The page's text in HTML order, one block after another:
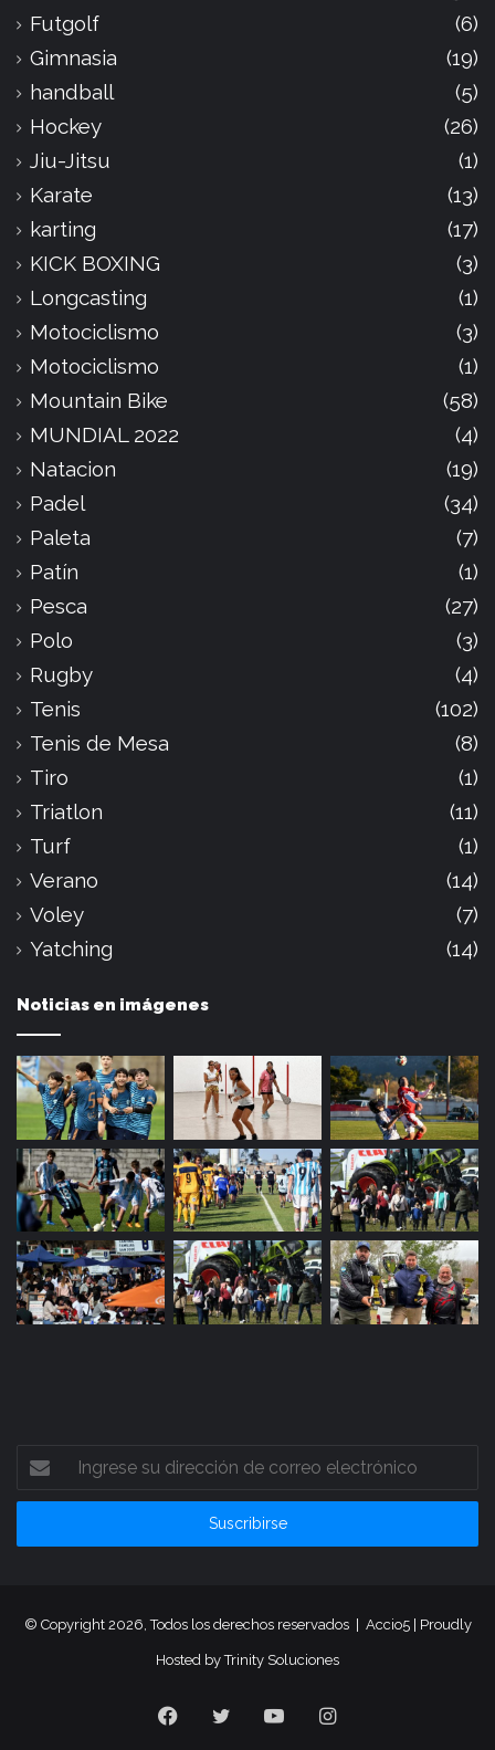
Futgolf
(6)
Gimnasia
(19)
handball
(5)
Hockey
(26)
Jiu-Jitsu
(1)
Karate
(13)
karting
(17)
KICK BOXING
(3)
Longcasting
(1)
Motociclismo
(3)
Motociclismo
(1)
Mountain Bike
(58)
MUNDIAL 2022
(4)
Natacion
(19)
Padel
(34)
Paleta
(7)
Patín
(1)
Pesca
(27)
Polo
(3)
Rugby
(4)
Tenis
(102)
Tenis de Mesa
(8)
Tiro
(1)
Triatlon
(11)
Turf
(1)
Verano
(14)
Voley
(7)
Yatching
(14)
Noticias en imágenes
Ingrese
su
dirección
correo
© Copyright 2026, Todos los derechos reservados | Accio5| Proudly
Hosted byTrinity Soluciones
Facebook
Twitter YouTubeInstagram